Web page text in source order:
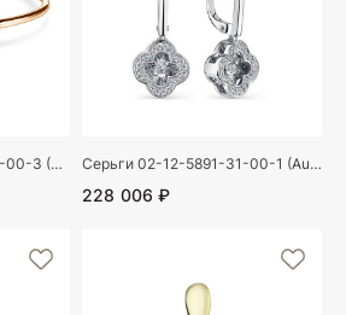
Браслет 09-11-5478-31-00-3 (Au 585) Серьги 02-12-5891-31-00-1 (Au 585)
228 006 ₽